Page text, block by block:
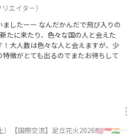
リエイター）
ましたーー なんだかんだで飛び入りの
たに来たり、色々な国の人と会えた
！大人数は色々な人と会えますが、少
徴がとても出るのでまたお待ちして
交流】足立花火2026🇺🇸🇸🇬🇮🇳🇹🇼🇺🇸🇨🇳と交流（本日シート買い足し)に参加